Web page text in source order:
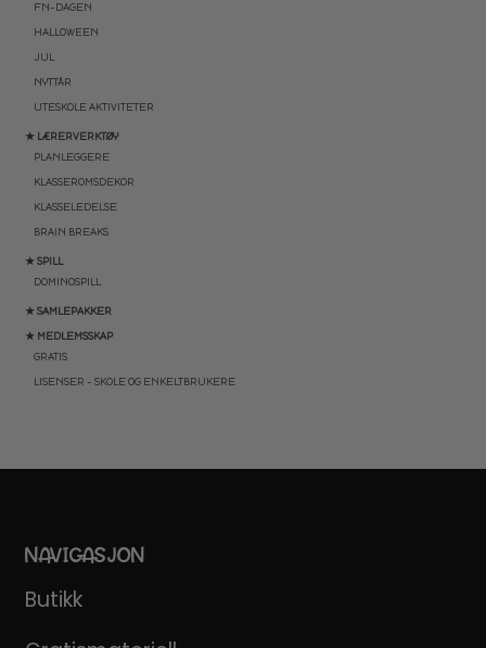
FN-DAGEN
HALLOWEEN
JUL
NYTTÅR
UTESKOLE AKTIVITETER
★ LÆRERVERKTØY
PLANLEGGERE
KLASSEROMSDEKOR
KLASSELEDELSE
BRAIN BREAKS
★ SPILL
DOMINOSPILL
★ SAMLEPAKKER
★ MEDLEMSSKAP
GRATIS
LISENSER – SKOLE OG ENKELTBRUKERE
NAVIGASJON
Butikk